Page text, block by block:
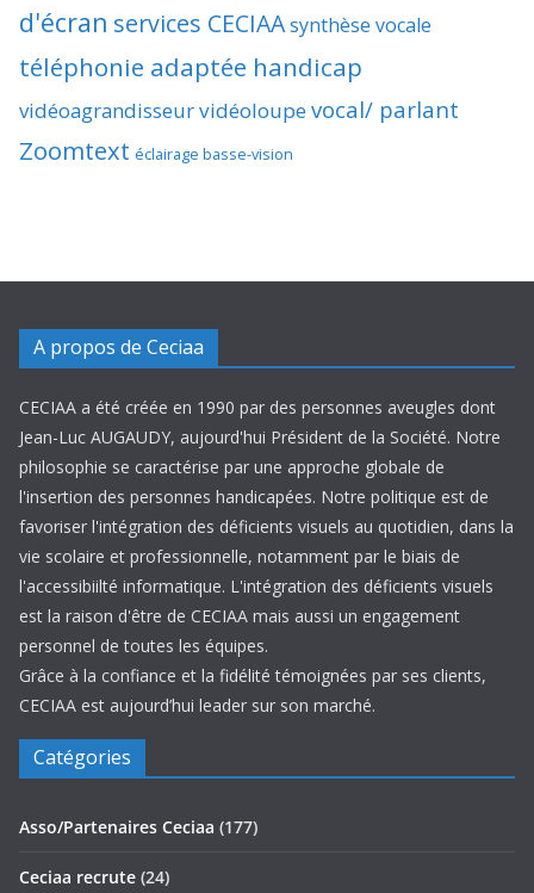
d'écran services CECIAAsynthèse vocale
téléphonie adaptée handicap
vidéoagrandisseurvidéoloupevocal/ parlant
Zoomtext éclairage basse-vision
A propos de Ceciaa
CECIAA a été créée en 1990 par des personnes aveugles dont
Jean-Luc AUGAUDY, aujourd'hui Président de la Société. Notre
philosophie se caractérise par une approche globale de
l'insertion des personnes handicapées. Notre politique est de
favoriser l'intégration des déficients visuels au quotidien, dans la
vie scolaire et professionnelle, notamment par le biais de
l'accessibiilté informatique. L'intégration des déficients visuels
est la raison d'être de CECIAA mais aussi un engagement
personnel de toutes les équipes.
Grâce à la confiance et la fidélité témoignées par ses clients,
CECIAA est aujourd’hui leader sur son marché.
Catégories
Asso/Partenaires Ceciaa (177)
Ceciaa recrute (24)